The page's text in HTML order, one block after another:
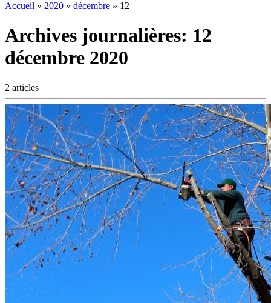
Accueil » 2020 » décembre » 12
Archives journalières: 12
décembre 2020
2 articles